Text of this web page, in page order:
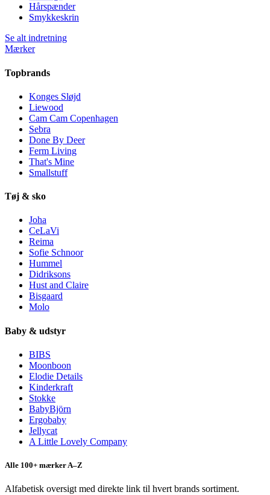
Hårspænder
Smykkeskrin
Se alt indretning
Mærker
Topbrands
Konges Sløjd
Liewood
Cam Cam Copenhagen
Sebra
Done By Deer
Ferm Living
That's Mine
Smallstuff
Tøj & sko
Joha
CeLaVi
Reima
Sofie Schnoor
Hummel
Didriksons
Hust and Claire
Bisgaard
Molo
Baby & udstyr
BIBS
Moonboon
Elodie Details
Kinderkraft
Stokke
BabyBjörn
Ergobaby
Jellycat
A Little Lovely Company
Alle 100+ mærker A–Z
Alfabetisk oversigt med direkte link til hvert brands sortiment.